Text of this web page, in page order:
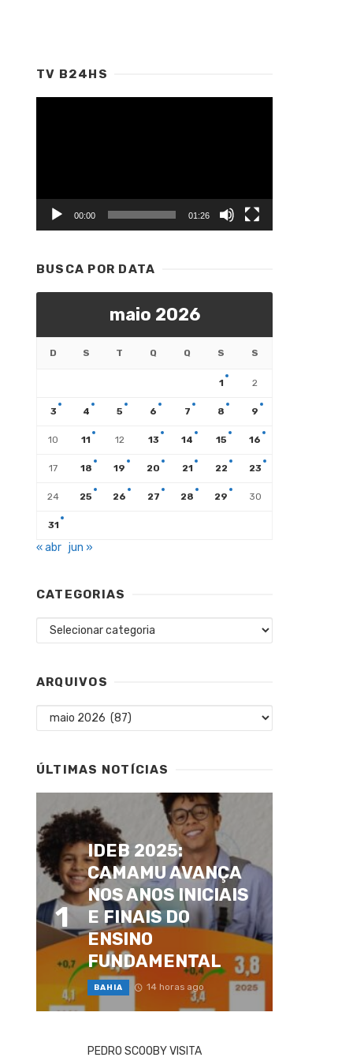
TV B24HS
00:00 01:26
BUSCA POR DATA
maio 2026
D S T Q Q S S
1 2
3 4 5 6 7 8 9
10 11 12 13 14 15 16
17 18 19 20 21 22 23
24 25 26 27 28 29 30
31
« abr jun »
CATEGORIAS
Categorias
ARQUIVOS
Arquivos
ÚLTIMAS NOTÍCIAS
1
IDEB 2025:
CAMAMU AVANÇA
NOS ANOS INICIAIS
E FINAIS DO
ENSINO
FUNDAMENTAL
BAHIA 14 horas ago
PEDRO SCOOBY VISITA